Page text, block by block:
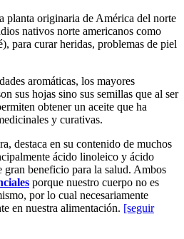
planta originaria de América del norte
nativos norte americanos como
para curar heridas, problemas de piel
aromáticas, los mayores
sus hojas sino sus semillas que al ser
obtener un aceite que ha
y curativas.
destaca en su contenido de muchos
ácido linoleico y ácido
gran beneficio para la salud. Ambos
porque nuestro cuerpo no es
por lo cual necesariamente
en nuestra alimentación. [seguir